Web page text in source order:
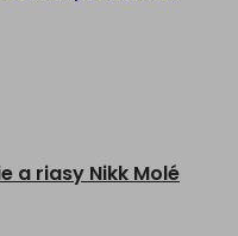
a riasy Nikk Molé